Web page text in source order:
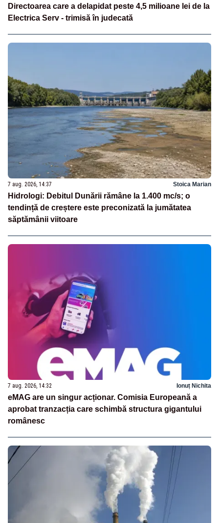
Directoarea care a delapidat peste 4,5 milioane lei de la
Electrica Serv - trimisă în judecată
7 aug. 2026, 14:37 Stoica Marian
Hidrologi: Debitul Dunării rămâne la 1.400 mc/s; o
tendință de creștere este preconizată la jumătatea
săptămânii viitoare
7 aug. 2026, 14:32 Ionuț Nichita
eMAG are un singur acționar. Comisia Europeană a
aprobat tranzacția care schimbă structura gigantului
românesc